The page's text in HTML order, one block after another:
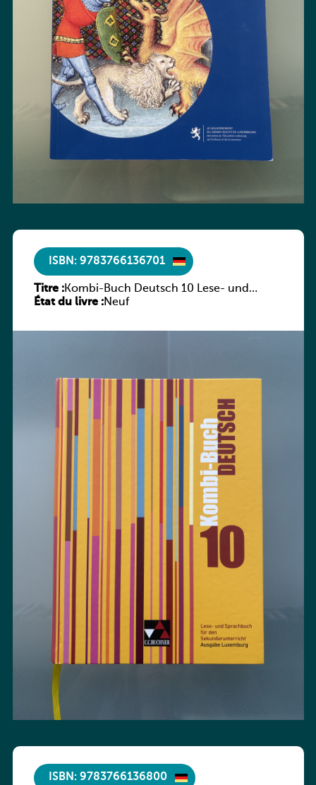
ISBN: 9783766136701
Titre :Kombi-Buch Deutsch 10 Lese- und
Sprachbuch
État du livre :Neuf
ISBN: 9783766136800